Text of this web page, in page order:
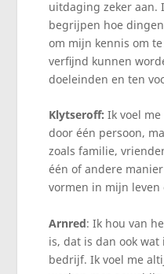
uitdaging zeker aan.
begrijpen hoe
om mijn kennis om
verfijnd kunnen
doeleinden en ten
Klytseroff:Ik voel
door één persoon,
zoals familie,
één of andere
vormen in mijn
Arnred: Ik hou van
is, dat is dan ook
bedrijf. Ik voel me